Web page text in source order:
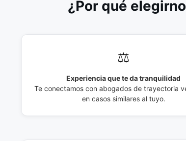
¿Por qué
⚖️
Experiencia que te da tranquilidad
Te conectamos con abogados de trayectoria
en casos similares al tuyo.